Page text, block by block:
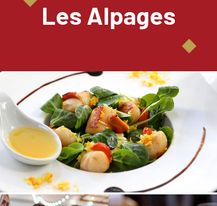
Les Alpages